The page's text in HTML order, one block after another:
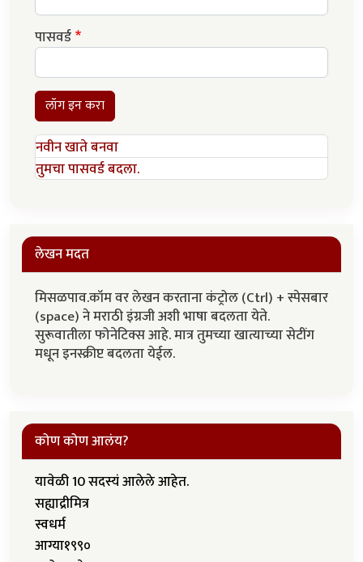
पासवर्ड
लॉग इन करा
नवीन खाते बनवा
तुमचा पासवर्ड बदला.
लेखन मदत
मिसळपाव.कॉम वर लेखन करताना कंट्रोल (Ctrl) + स्पेसबार
(space) ने मराठी इंग्रजी अशी भाषा बदलता येते.
सुरूवातीला फोनेटिक्स आहे. मात्र तुमच्या खात्याच्या सेटींग
मधून इनस्क्रीप्ट बदलता येईल.
कोण कोण आलंय?
यावेळी 10 सदस्यं आलेले आहेत.
सह्याद्रीमित्र
स्वधर्म
आग्या१९९०